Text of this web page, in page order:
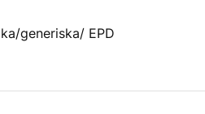
generiska/ EPD